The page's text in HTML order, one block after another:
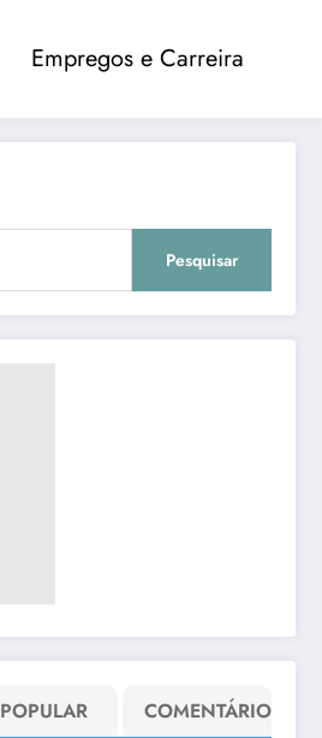
Empregos e Carreira
Pesquisar
POPULAR COMENTÁRIO